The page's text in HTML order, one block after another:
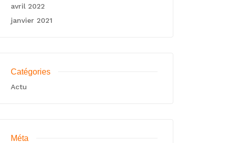
avril 2022
janvier 2021
Catégories
Actu
Méta